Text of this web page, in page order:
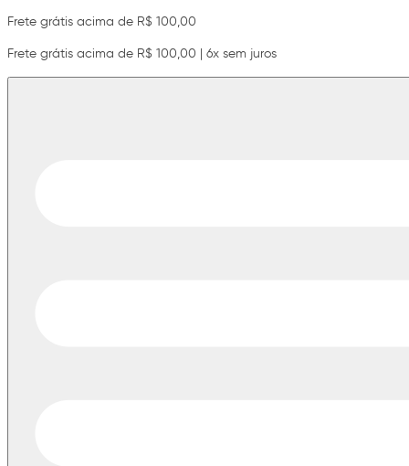
Frete grátis acima de R$ 100,00
Frete grátis acima de R$ 100,00 | 6x sem juros